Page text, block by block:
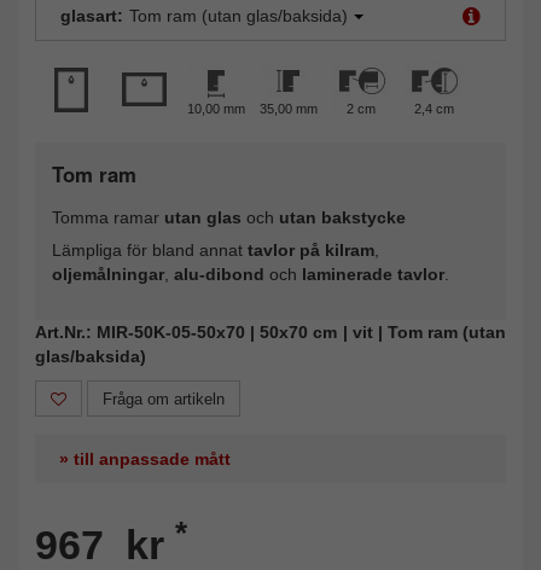
glasart: Tom ram (utan glas/baksida)
10,00 mm 35,00 mm 2 cm 2,4 cm
Tom ram
Tomma ramar utan glas och utan bakstycke
Lämpliga för bland annat tavlor på kilram
oljemålningar alu-dibond och laminerade tavlor
Art.Nr.: MIR-50K-05-50x70 | 50x70 cm | vit | Tom ram (utan
glas/baksida)
Fråga om artikeln
» till anpassade mått
967 kr *